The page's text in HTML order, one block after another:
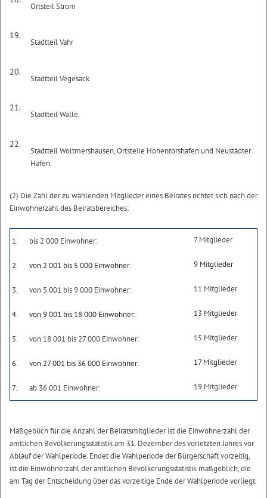
Ortsteil Strom
19.
Stadtteil Vahr
20.
Stadtteil Vegesack
21.
Stadtteil Walle
22.
Stadtteil Woltmershausen, Ortsteile Hohentorshafen und Neustädter
Hafen.
(2) Die Zahl der zu wählenden Mitglieder eines Beirates richtet sich nach der
Einwohnerzahl des Beiratsbereiches:
1. bis 2 000 Einwohner: 7 Mitglieder
2. von 2 001 bis 5 000 Einwohner: 9 Mitglieder
3. von 5 001 bis 9 000 Einwohner: 11 Mitglieder
4. von 9 001 bis 18 000 Einwohner: 13 Mitglieder
5. von 18 001 bis 27 000 Einwohner: 15 Mitglieder
6. von 27 001 bis 36 000 Einwohner: 17 Mitglieder
7. ab 36 001 Einwohner: 19 Mitglieder.
Maßgeblich für die Anzahl der Beiratsmitglieder ist die Einwohnerzahl der
amtlichen Bevölkerungsstatistik am 31. Dezember des vorletzten Jahres vor
Ablauf der Wahlperiode. Endet die Wahlperiode der Bürgerschaft vorzeitig,
ist die Einwohnerzahl der amtlichen Bevölkerungsstatistik maßgeblich, die
am Tag der Entscheidung über das vorzeitige Ende der Wahlperiode vorliegt.